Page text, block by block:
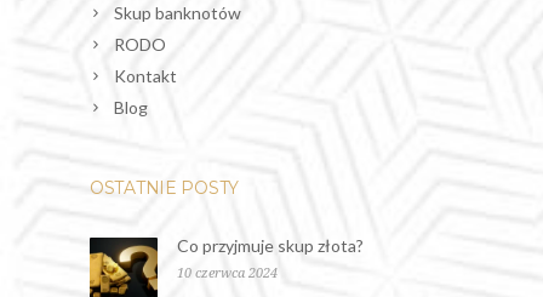
Skup banknotów
RODO
Kontakt
Blog
OSTATNIE POSTY
Co przyjmuje skup złota?
10 czerwca 2024